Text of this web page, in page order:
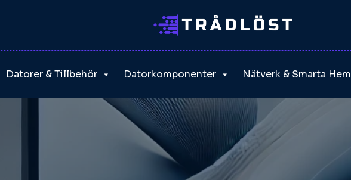
Datorer & Tillbehör Datorkomponenter Nätverk & Smarta Hem